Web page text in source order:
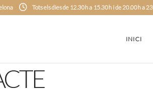
Tots els dies de 12.30h a 15.30h i de 20.00h a
INICI